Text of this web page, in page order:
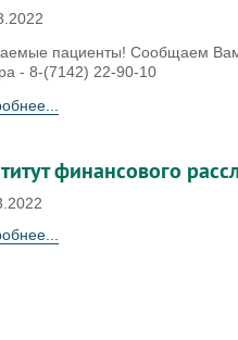
пациенты! Сообщаем Вам,
- 8-(7142) 22-90-10
финансового